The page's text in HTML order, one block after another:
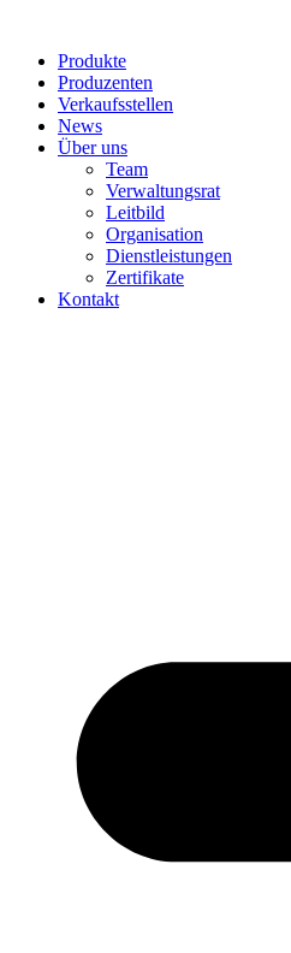
Produkte
Produzenten
Verkaufsstellen
News
Über uns
Team
Verwaltungsrat
Leitbild
Organisation
Dienstleistungen
Zertifikate
Kontakt